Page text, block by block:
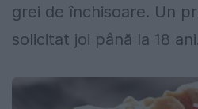
grei de închisoare. Un
solicitat joi până la 18